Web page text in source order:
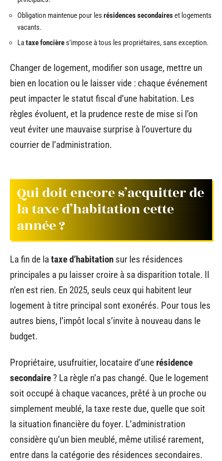
Obligation maintenue pour les résidences secondaireset logements
vacants.
Lataxe foncières’impose à tous les propriétaires, sans exception.
Changer de logement, modifier son usage, mettre un
bien en location ou le laisser vide : chaque événement
peut impacter le statut fiscal d’une habitation. Les
règles évoluent, et la prudence reste de mise si l’on
veut éviter une mauvaise surprise à l’ouverture du
courrier de l’administration.
Qui doit encore s’acquitter de
la taxe d’habitation cette
année ?
La fin de la taxe d’habitation sur les résidences
principales a pu laisser croire à sa disparition totale. Il
n’en est rien. En 2025, seuls ceux qui habitent leur
logement à titre principal sont exonérés. Pour tous les
autres biens, l’impôt local s’invite à nouveau dans le
budget.
Propriétaire, usufruitier, locataire d’une résidence
secondaire? La règle n’a pas changé. Que le logement
soit occupé à chaque vacances, prêté à un proche ou
simplement meublé, la taxe reste due, quelle que soit
la situation financière du foyer. L’administration
considère qu’un bien meublé, même utilisé rarement,
entre dans la catégorie des résidences secondaires.